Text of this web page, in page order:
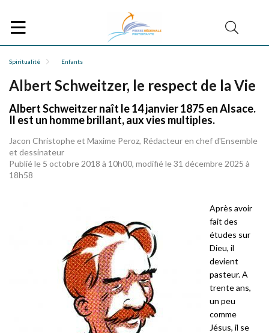
Spiritualité Enfants
Albert Schweitzer, le respect de la Vie
Albert Schweitzer naît le 14 janvier 1875 en Alsace.
Il est un homme brillant, aux vies multiples.
Jacon Christophe et Maxime Peroz, Rédacteur en chef d'Ensemble
et dessinateur
Publié le 5 octobre 2018 à 10h00, modifié le 31 décembre 2025 à
18h58
Après avoir
fait des
études sur
Dieu, il
devient
pasteur. A
trente ans,
un peu
comme
Jésus, il se